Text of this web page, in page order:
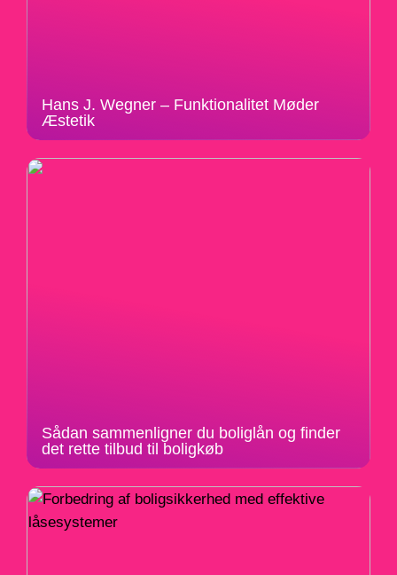
Hans J. Wegner – Funktionalitet Møder
Æstetik
Sådan sammenligner du boliglån og finder
det rette tilbud til boligkøb